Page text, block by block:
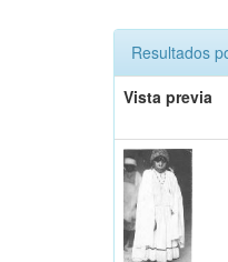
Resultados
Vista previa